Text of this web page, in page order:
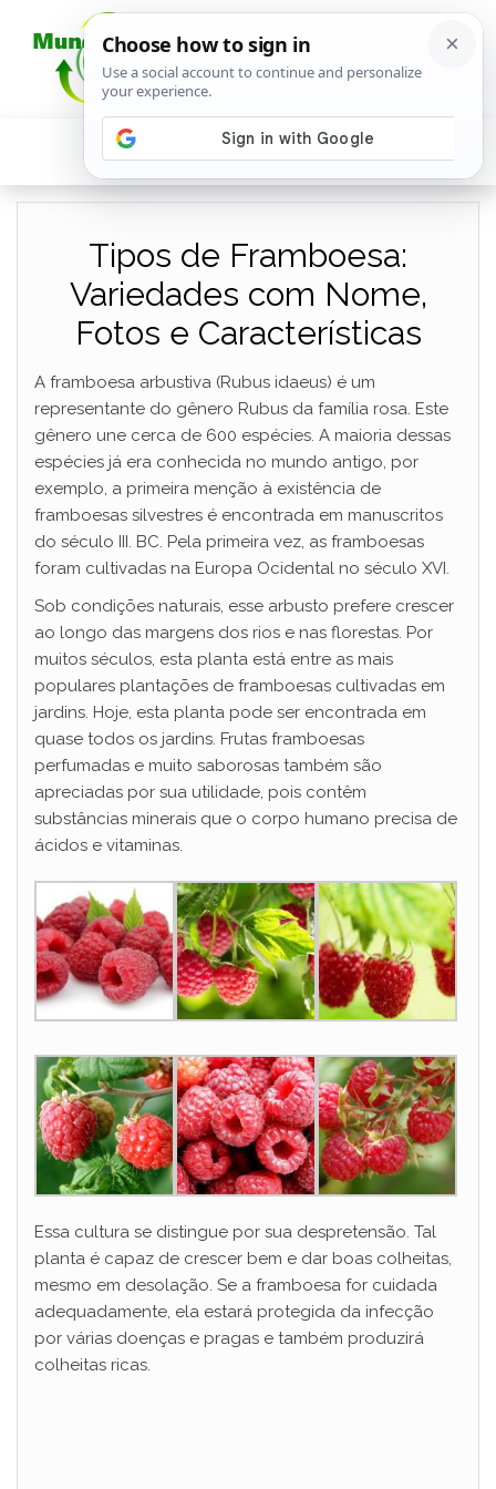
Tipos de Framboesa:
Variedades com Nome,
Fotos e Características
A framboesa arbustiva (Rubus idaeus) é um
representante do gênero Rubus da família rosa. Este
gênero une cerca de 600 espécies. A maioria dessas
espécies já era conhecida no mundo antigo, por
exemplo, a primeira menção à existência de
framboesas silvestres é encontrada em manuscritos
do século III. BC. Pela primeira vez, as framboesas
foram cultivadas na Europa Ocidental no século XVI.
Sob condições naturais, esse arbusto prefere crescer
ao longo das margens dos rios e nas florestas. Por
muitos séculos, esta planta está entre as mais
populares plantações de framboesas cultivadas em
jardins. Hoje, esta planta pode ser encontrada em
quase todos os jardins. Frutas framboesas
perfumadas e muito saborosas também são
apreciadas por sua utilidade, pois contêm
substâncias minerais que o corpo humano precisa de
ácidos e vitaminas.
Essa cultura se distingue por sua despretensão. Tal
planta é capaz de crescer bem e dar boas colheitas,
mesmo em desolação. Se a framboesa for cuidada
adequadamente, ela estará protegida da infecção
por várias doenças e pragas e também produzirá
colheitas ricas.